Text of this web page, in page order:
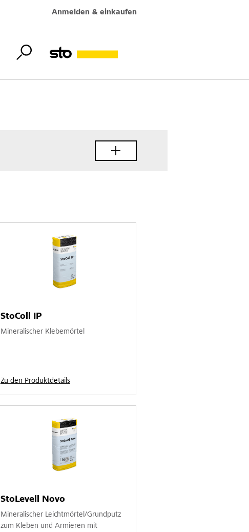
Anmelden & einkaufen
StoColl IP
Mineralischer Klebemörtel
Zu den Produktdetails
StoLevell Novo
Mineralischer Leichtmörtel/Grundputz
zum Kleben und Armieren mit